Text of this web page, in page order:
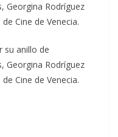
Georgina Rodríguez
Cine de Venecia.
su anillo de
Georgina Rodríguez
Cine de Venecia.